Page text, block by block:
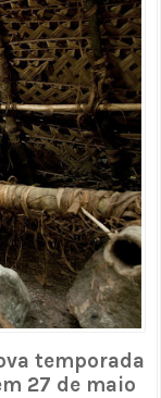
temporada
27 de maio